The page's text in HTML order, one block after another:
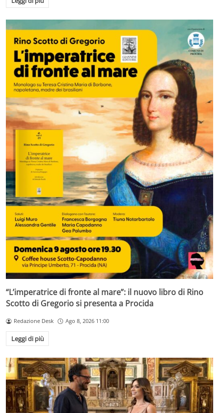
“L’imperatrice di fronte al mare”: il nuovo libro di Rino
Scotto di Gregorio si presenta a Procida
Redazione Desk Ago 8, 2026 11:00
Leggi di più